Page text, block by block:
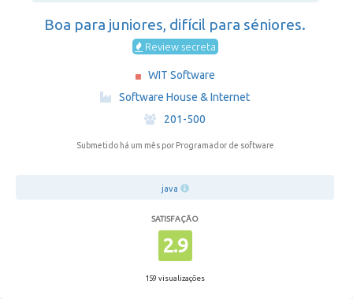
Boa para juniores, difícil para séniores.
Review secreta
WIT Software
Software House & Internet
·
201-500
Submetido há um mês por Programador de software
java
SATISFAÇÃO
2.9
159 visualizações